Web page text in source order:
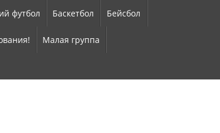
футбол Баскетбол Бейсбол
Малая группа